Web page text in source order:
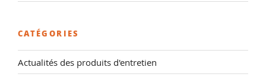
CATÉGORIES
Actualités des produits d'entretien